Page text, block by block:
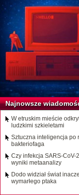
Najnowsze
W etruskim mieście
ludzkimi szkieletami
Sztuczna inteligencja po
bakteriofaga
Czy infekcja SARS-
wyniki metaanalizy
Dodo widział świat
wymarłego ptaka